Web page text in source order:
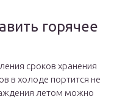
горячее
сроков хранения
в холоде портится не
летом можно